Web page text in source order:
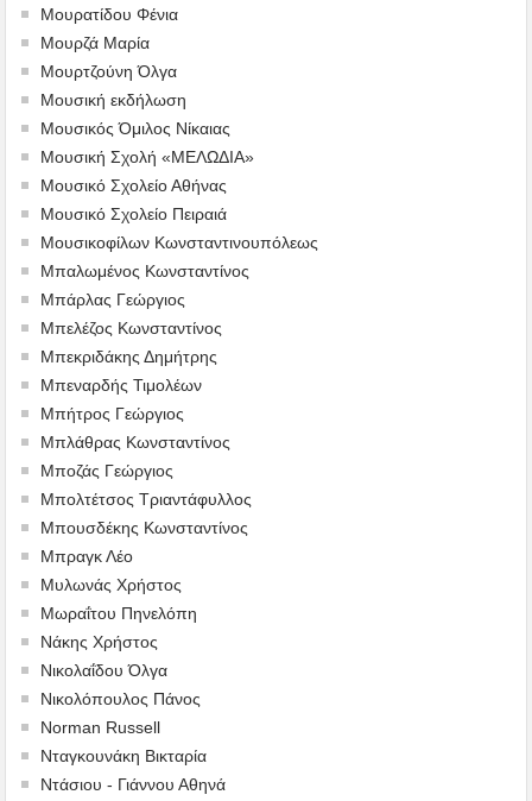
Μουρατίδου Φένια
Μουρζά Μαρία
Μουρτζούνη Όλγα
Μουσική εκδήλωση
Μουσικός Όμιλος Νίκαιας
Μουσική Σχολή «ΜΕΛΩΔΙΑ»
Μουσικό Σχολείο Αθήνας
Μουσικό Σχολείο Πειραιά
Μουσικοφίλων Κωνσταντινουπόλεως
Μπαλωμένος Κωνσταντίνος
Μπάρλας Γεώργιος
Μπελέζος Κωνσταντίνος
Μπεκριδάκης Δημήτρης
Μπεναρδής Τιμολέων
Μπήτρος Γεώργιος
Μπλάθρας Κωνσταντίνος
Μποζάς Γεώργιος
Μπολτέτσος Τριαντάφυλλος
Μπουσδέκης Κωνσταντίνος
Μπραγκ Λέο
Μυλωνάς Χρήστος
Μωραΐτου Πηνελόπη
Νάκης Χρήστος
Νικολαΐδου Όλγα
Νικολόπουλος Πάνος
Norman Russell
Νταγκουνάκη Βικταρία
Ντάσιου - Γιάννου Αθηνά